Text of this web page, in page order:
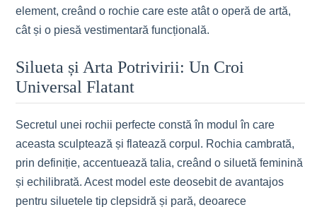
element, creând o rochie care este atât o operă de artă,
cât și o piesă vestimentară funcțională.
Silueta și Arta Potrivirii: Un Croi
Universal Flatant
Secretul unei rochii perfecte constă în modul în care
aceasta sculptează și flatează corpul. Rochia cambrată,
prin definiție, accentuează talia, creând o siluetă feminină
și echilibrată. Acest model este deosebit de avantajos
pentru siluetele tip clepsidră și pară, deoarece